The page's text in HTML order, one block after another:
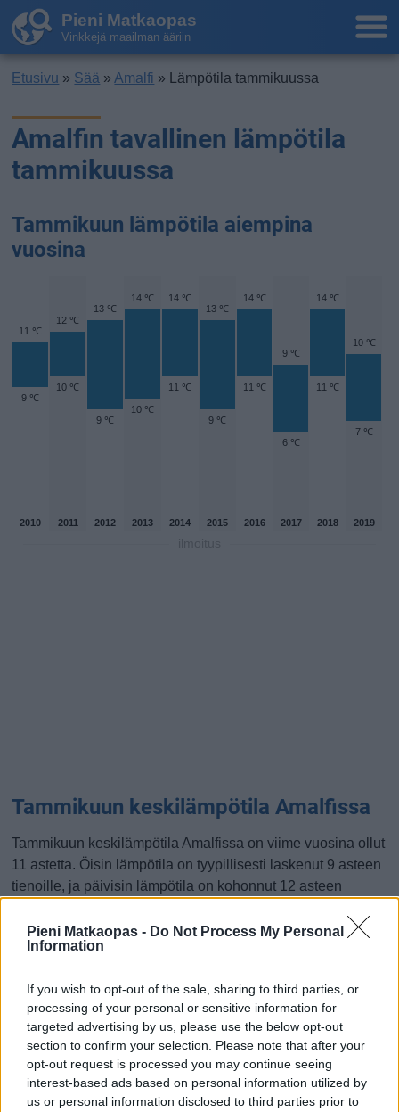
Pieni Matkaopas - Do Not Process My Personal
Information
If you wish to opt-out of the sale, sharing to third parties, or
processing of your personal or sensitive information for
targeted advertising by us, please use the below opt-out
section to confirm your selection. Please note that after your
opt-out request is processed you may continue seeing
interest-based ads based on personal information utilized by
us or personal information disclosed to third parties prior to
Pieni Matkaopas
Vinkkejä maailman ääriin
Etusivu » Sää » Amalfi » Lämpötila tammikuussa
Amalfin tavallinen lämpötila
tammikuussa
Tammikuun lämpötila aiempina
vuosina
11 ℃
9 ℃
12 ℃
10 ℃
13 ℃
9 ℃
14 ℃
10 ℃
14 ℃
11 ℃
13 ℃
9 ℃
14 ℃
11 ℃
9 ℃
6 ℃
14 ℃
11 ℃
10 ℃
7 ℃
2010 2011 2012 2013 2014 2015 2016 2017 2018 2019
Tammikuun keskilämpötila Amalfissa
Tammikuun keskilämpötila Amalfissa on viime vuosina ollut
11 astetta. Öisin lämpötila on tyypillisesti laskenut 9 asteen
tienoille, ja päivisin lämpötila on kohonnut 12 asteen
lämmin sää Amalfissa on keskimäärin ollut tammikuussa
viime vuosina ja vaihteluväli, jolla lämpötila tavallisina
Hetkellisesti Amalfissa on silti koettu tätäkin kylmempiä ja
lämpimämpiä tammikuisia päiviä. Esimerkiksi vuoden 2017
tammikuussa lämpötila käväisi alimmillaan 0 asteessa ja
toisaalta vuonna 2013 tammikuussa hätyyteltiin eräänä
poikkeuksellisen lämpimänä päivänä 20 asteen lukemia.